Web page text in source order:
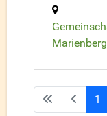
Marienberg
1